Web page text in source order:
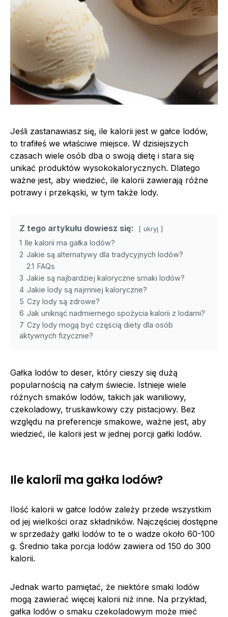
Jeśli zastanawiasz się, ile kalorii jest w gałce lodów,
to trafiłeś we właściwe miejsce. W dzisiejszych
czasach wiele osób dba o swoją dietę i stara się
unikać produktów wysokokalorycznych. Dlatego
ważne jest, aby wiedzieć, ile kalorii zawierają różne
potrawy i przekąski, w tym także lody.
Z tego artykułu dowiesz się: ukryj
1 Ile kalorii ma gałka lodów?
2 Jakie są alternatywy dla tradycyjnych lodów?
2.1 FAQs
3 Jakie są najbardziej kaloryczne smaki lodów?
4 Jakie lody są najmniej kaloryczne?
5 Czy lody są zdrowe?
6 Jak uniknąć nadmiernego spożycia kalorii z lodami?
7 Czy lody mogą być częścią diety dla osób
aktywnych fizycznie?
Gałka lodów to deser, który cieszy się dużą
popularnością na całym świecie. Istnieje wiele
różnych smaków lodów, takich jak waniliowy,
czekoladowy, truskawkowy czy pistacjowy. Bez
względu na preferencje smakowe, ważne jest, aby
wiedzieć, ile kalorii jest w jednej porcji gałki lodów.
Ile kalorii ma gałka lodów?
Ilość kalorii w gałce lodów zależy przede wszystkim
od jej wielkości oraz składników. Najczęściej dostępne
w sprzedaży gałki lodów to te o wadze około 60-100
g. Średnio taka porcja lodów zawiera od 150 do 300
kalorii.
Jednak warto pamiętać, że niektóre smaki lodów
mogą zawierać więcej kalorii niż inne. Na przykład,
gałka lodów o smaku czekoladowym może mieć